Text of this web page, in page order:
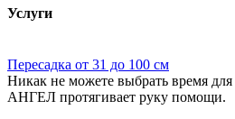
Услуги
Пересадка от 31 до 100 см
Никак не можете выбрать время
АНГЕЛ протягивает руку помощи.